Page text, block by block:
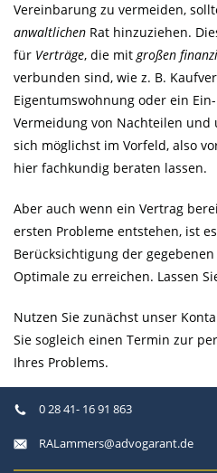
Vereinbarung zu vermeiden,
anwaltlichen Rat hinzuziehen.
für Verträge, die mitgroßen
verbunden sind, wie z. B.
Eigentumswohnung oder ein
Vermeidung von Nachteilen und
sich möglichst im Vorfeld, also
hier fachkundig beraten lassen.
Aber auch wenn ein Vertrag
ersten Probleme entstehen, ist
Berücksichtigung der
Optimale zu erreichen. Lassen
Nutzen Sie zunächst unser
Sie sogleich einen Termin zur
Ihres Problems.
0 28 41- 16 91 863
RALammers@advogarant.de